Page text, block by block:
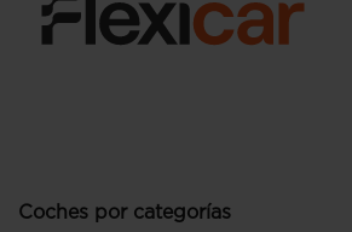
Coches por categorías